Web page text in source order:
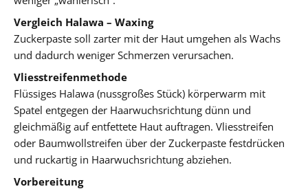
Vergleich Halawa – Waxing
Zuckerpaste soll zarter mit der Haut umgehen als Wachs
und dadurch weniger Schmerzen verursachen.
Vliesstreifenmethode
Flüssiges Halawa (nussgroßes Stück) körperwarm mit
Spatel entgegen der Haarwuchsrichtung dünn und
gleichmäßig auf entfettete Haut auftragen. Vliesstreifen
oder Baumwollstreifen über der Zuckerpaste festdrücken
und ruckartig in Haarwuchsrichtung abziehen.
Vorbereitung